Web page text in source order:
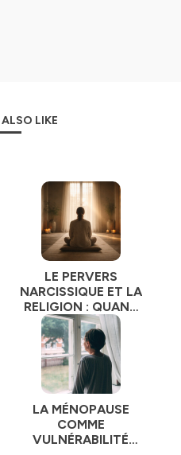
nous aborderons
une source
ceux qui ont vécudes
narcissiques.
et en sensibilisant
nous pouvons
protéger ceux qui sont
destructrices.
à moi dans cette
et à la recherche de
approfondie, des
des conseils pratiques
et à vous rétablir.
avec Pascal
aidera à reconnaître,
abus des pervers
LIKE
LE PERVERS
NARCISSIQUE ET LA
RELIGION : QUAND
LA FOI DEVIENT
UNE ARME
LA MÉNOPAUSE
COMME
VULNÉRABILITÉ